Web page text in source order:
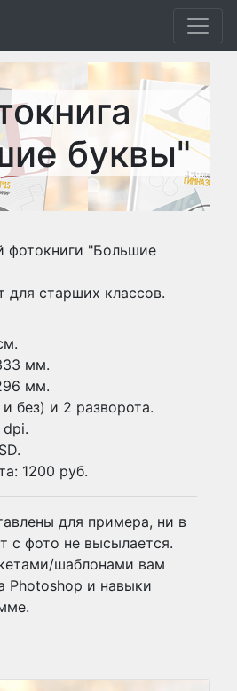
буквы"
фотокниги "Большие
для старших классов.
мм.
мм.
без) и 2 разворота.
1200 руб.
для примера, ни в
с фото не высылается.
шаблонами вам
Photoshop и навыки